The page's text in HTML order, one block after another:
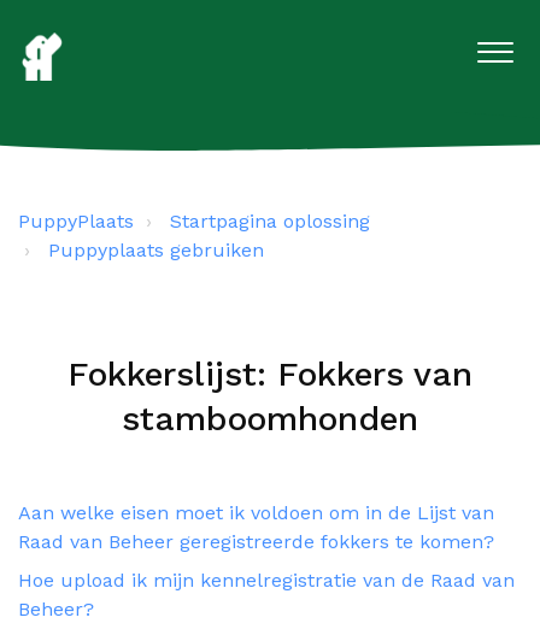
PuppyPlaats
Startpagina oplossing
Puppyplaats gebruiken
Fokkerslijst: Fokkers van
stamboomhonden
Aan welke eisen moet ik voldoen om in de Lijst van
Raad van Beheer geregistreerde fokkers te komen?
Hoe upload ik mijn kennelregistratie van de Raad van
Beheer?